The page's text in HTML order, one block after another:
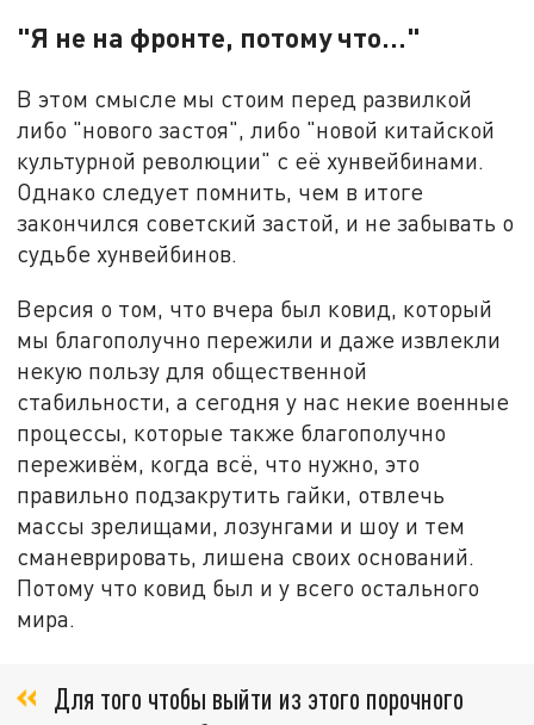
"Я не на фронте, потому что..."
В этом смысле мы стоим перед развилкой
либо "нового застоя", либо "новой китайской
культурной революции" с её хунвейбинами.
Однако следует помнить, чем в итоге
закончился советский застой, и не забывать о
судьбе хунвейбинов.
Версия о том, что вчера был ковид, который
мы благополучно пережили и даже извлекли
некую пользу для общественной
стабильности, а сегодня у нас некие военные
процессы, которые также благополучно
переживём, когда всё, что нужно, это
правильно подзакрутить гайки, отвлечь
массы зрелищами, лозунгами и шоу и тем
сманеврировать, лишена своих оснований.
Потому что ковид был и у всего остального
мира.
Для того чтобы выйти из этого порочного